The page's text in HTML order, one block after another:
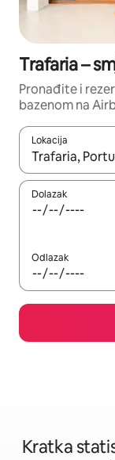
Trafaria –
Pronađite i
bazenom na
Lokacija
Kada budu
Dolazak
Odlazak
Kratka